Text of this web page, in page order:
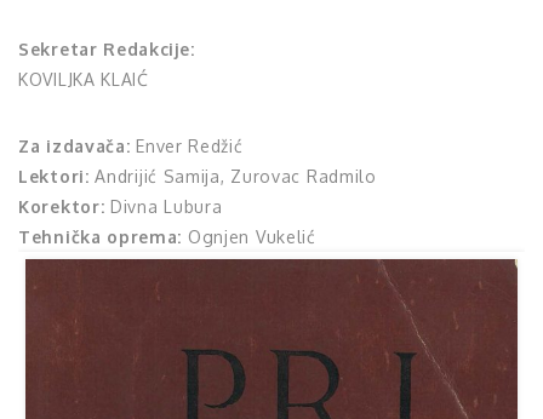
Sekretar Redakcije:
KOVILJKA KLAIĆ
Za izdavača: Enver Redžić
Lektori: Andrijić Samija, Zurovac Radmilo
Korektor: Divna Lubura
Tehnička oprema: Ognjen Vukelić